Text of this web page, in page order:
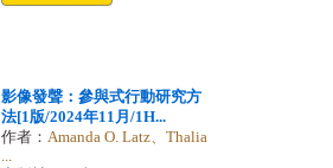
影像發聲：參與式行動研究方
法[1版/2024年11月/1H...
作者： Amanda O. Latz、Thalia
...